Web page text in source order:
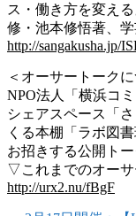
ス・働き方を変え
修・池本修悟著、学
http://sangakusha.jp/
＜オーサートーク
NPO法人「横浜コ
シェアスペース「
くる本棚「ラボ図
お招きする公開トー
▽これまでのオー
http://urx2.nu/fBgF